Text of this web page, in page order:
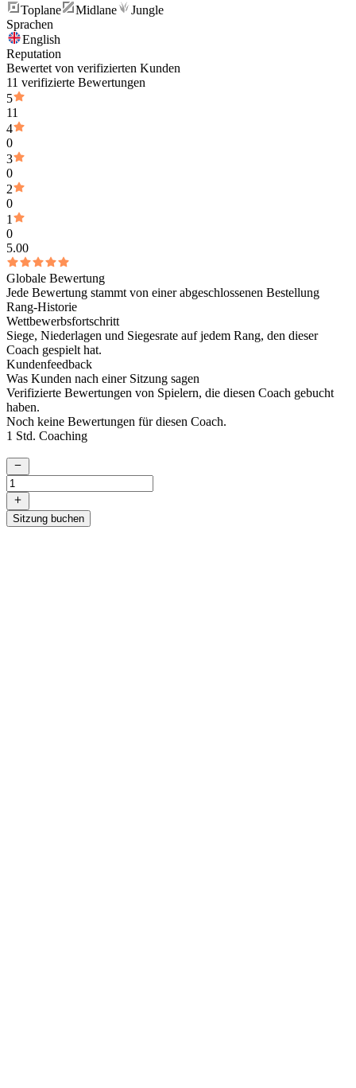
Toplane
Midlane
Jungle
Sprachen
English
Reputation
Bewertet von verifizierten Kunden
11 verifizierte Bewertungen
5
11
4
0
3
0
2
0
1
0
5.00
Globale Bewertung
Jede Bewertung stammt von einer abgeschlossenen Bestellung
Rang-Historie
Wettbewerbsfortschritt
Siege, Niederlagen und Siegesrate auf jedem Rang, den dieser
Coach gespielt hat.
Kundenfeedback
Was Kunden nach einer Sitzung sagen
Verifizierte Bewertungen von Spielern, die diesen Coach gebucht
haben.
Noch keine Bewertungen für diesen Coach.
1 Std. Coaching
Sitzung buchen